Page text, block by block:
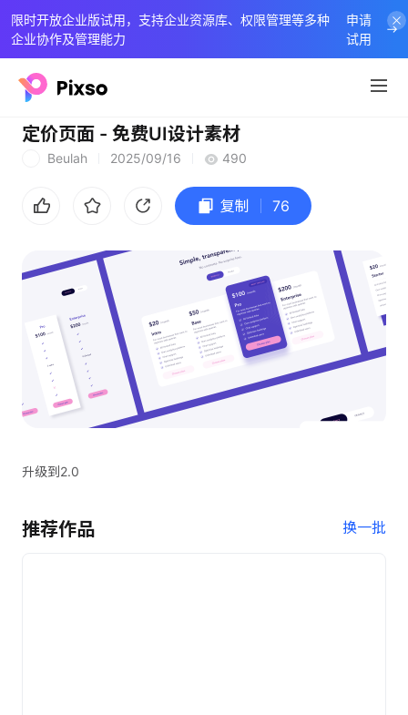
限时开放企业版试用，支持企业资源库、权限管理等多种
企业协作及管理能力
申请
试用
定价页面 - 免费UI设计素材
Beulah 2025/09/16 490
复制 76
升级到2.0
推荐作品 换一批